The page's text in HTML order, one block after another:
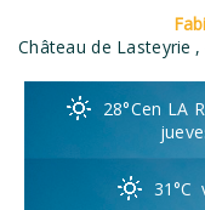
Château de Lasteyrie ,
28°Cen LA
31°C